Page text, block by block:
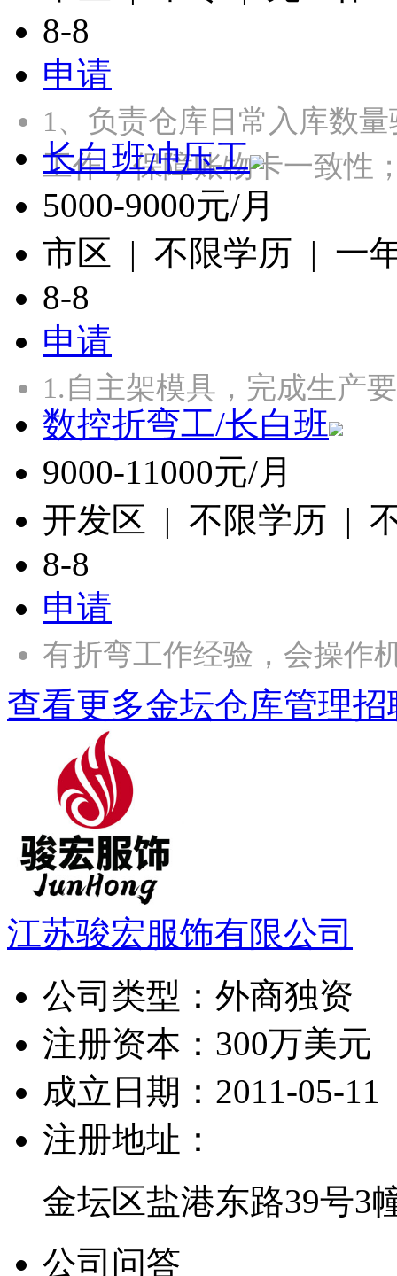
8-8
申请
1、负责仓库日常入库数
工作，保障账物卡一致
长白班冲压工
5000-9000元/月
市区 | 不限学历 | 一
8-8
申请
1.自主架模具，完成生产
数控折弯工/长白班
9000-11000元/月
开发区 | 不限学历 |
8-8
申请
有折弯工作经验，会操
查看更多金坛仓库管理招
江苏骏宏服饰有限公司
公司类型： 外商独资
注册资本： 300万美元
成立日期： 2011-05-11
注册地址：
金坛区盐港东路39号3
公司问答